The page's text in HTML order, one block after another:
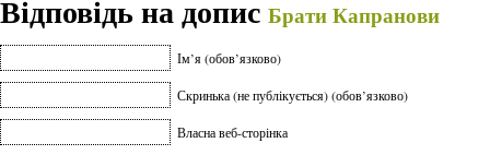
Відповідь на допис Брати Капранови
Ім’я (обов’язково)
Скринька (не публікується) (обов’язково)
Власна веб-сторінка